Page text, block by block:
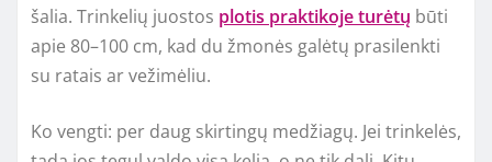
šalia. Trinkelių juostos plotis praktikoje turėtų būti
apie 80–100 cm, kad du žmonės galėtų prasilenkti
su ratais ar vežimėliu.
Ko vengti: per daug skirtingų medžiagų. Jei trinkelės,